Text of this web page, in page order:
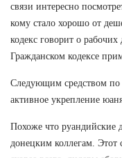
связи интересно
кому стало хорошо от
кодекс говорит о
Гражданском кодексе
Следующим средством по
активное укрепление
Похоже что руандийские
донецким коллегам. Этот